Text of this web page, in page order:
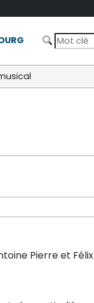
Pierre et Félix